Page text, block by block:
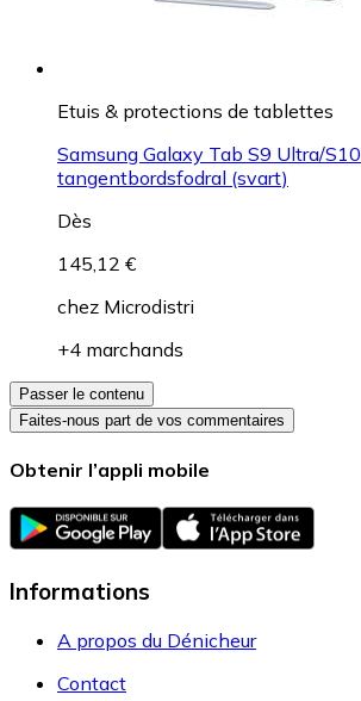
Etuis & protections de tablettes
Samsung Galaxy Tab S9 Ultra/S10
tangentbordsfodral (svart)
Dès
145,12 €
chez Microdistri
+4 marchands
Passer le contenu
Faites-nous part de vos commentaires
Obtenir l’appli mobile
Informations
A propos du Dénicheur
Contact